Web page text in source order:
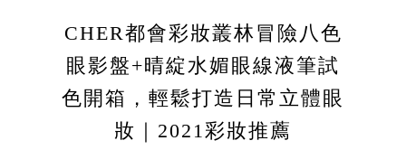
CHER都會彩妝叢林冒險八色
眼影盤+晴綻水媚眼線液筆試
色開箱，輕鬆打造日常立體眼
妝｜2021彩妝推薦